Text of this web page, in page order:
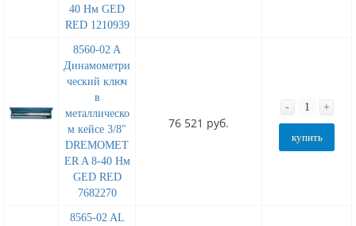
40 Нм GED
RED 1210939
8560-02 A
Динамометри
ческий ключ
в
металлическо
м кейсе 3/8"
DREMOMET
ER A 8-40 Нм
GED RED
7682270
76 521 руб.
- +
купить
8565-02 AL